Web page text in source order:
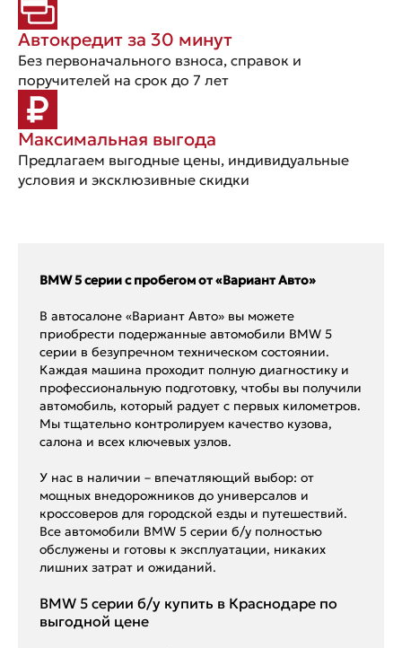
Автокредит за 30 минут
Без первоначального взноса, справок и
поручителей на срок до 7 лет
Максимальная выгода
Предлагаем выгодные цены, индивидуальные
условия и эксклюзивные скидки
BMW 5 серии с пробегом от «Вариант Авто»
В автосалоне «Вариант Авто» вы можете
приобрести подержанные автомобили BMW 5
серии в безупречном техническом состоянии.
Каждая машина проходит полную диагностику и
профессиональную подготовку, чтобы вы получили
автомобиль, который радует с первых километров.
Мы тщательно контролируем качество кузова,
салона и всех ключевых узлов.
У нас в наличии – впечатляющий выбор: от
мощных внедорожников до универсалов и
кроссоверов для городской езды и путешествий.
Все автомобили BMW 5 серии б/у полностью
обслужены и готовы к эксплуатации, никаких
лишних затрат и ожиданий.
BMW 5 серии б/у купить в Краснодаре по
выгодной цене